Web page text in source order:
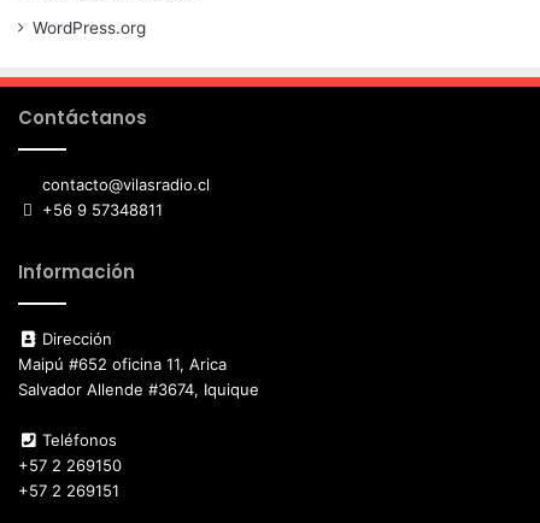
WordPress.org
Contáctanos
contacto@vilasradio.cl
+56 9 57348811
Información
Dirección
Maipú #652 oficina 11, Arica
Salvador Allende #3674, Iquique
Teléfonos
+57 2 269150
+57 2 269151